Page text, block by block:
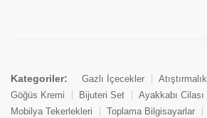
Kategoriler: Gazlı İçecekler Atıştırmalık
Göğüs Kremi
Bijuteri Set
Ayakkabı Cilası
Mobilya Tekerlekleri
Toplama Bilgisayarlar